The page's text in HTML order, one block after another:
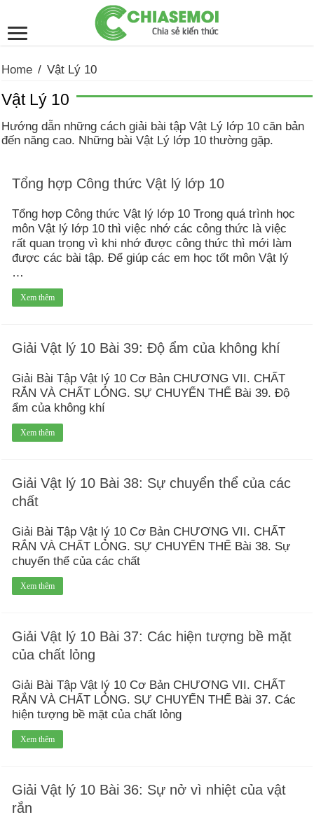
Home / Vật Lý 10
Vật Lý 10
Hướng dẫn những cách giải bài tập Vật Lý lớp 10 căn bản
đến năng cao. Những bài Vật Lý lớp 10 thường gặp.
Tổng hợp Công thức Vật lý lớp 10
Tổng hợp Công thức Vật lý lớp 10 Trong quá trình học
môn Vật lý lớp 10 thì việc nhớ các công thức là việc
rất quan trọng vì khi nhớ được công thức thì mới làm
được các bài tập. Để giúp các em học tốt môn Vật lý
…
Xem thêm
Giải Vật lý 10 Bài 39: Độ ẩm của không khí
Giải Bài Tập Vật lý 10 Cơ Bản CHƯƠNG VII. CHẤT
RẮN VÀ CHẤT LỎNG. SỰ CHUYỂN THỂ Bài 39. Độ
ẩm của không khí
Xem thêm
Giải Vật lý 10 Bài 38: Sự chuyển thể của các
chất
Giải Bài Tập Vật lý 10 Cơ Bản CHƯƠNG VII. CHẤT
RẮN VÀ CHẤT LỎNG. SỰ CHUYỂN THỂ Bài 38. Sự
chuyển thể của các chất
Xem thêm
Giải Vật lý 10 Bài 37: Các hiện tượng bề mặt
của chất lỏng
Giải Bài Tập Vật lý 10 Cơ Bản CHƯƠNG VII. CHẤT
RẮN VÀ CHẤT LỎNG. SỰ CHUYỂN THỂ Bài 37. Các
hiện tượng bề mặt của chất lỏng
Xem thêm
Giải Vật lý 10 Bài 36: Sự nở vì nhiệt của vật
rắn